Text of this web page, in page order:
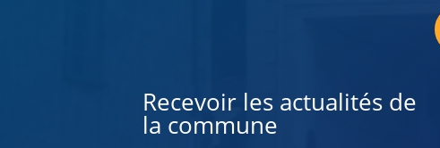
Recevoir les actualités de
la commune